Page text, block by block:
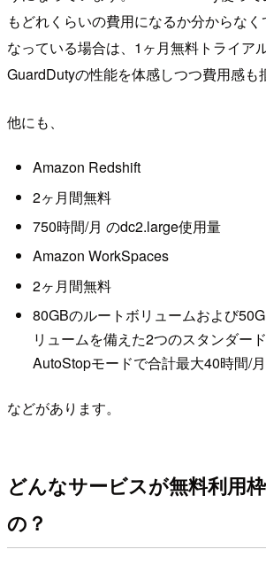
もどれくらいの費用になるか分からな
なっている場合は、1ヶ月無料トライア
GuardDutyの性能を体感しつつ費用感も
他にも、
Amazon Redshift
2ヶ月間無料
750時間/月 のdc2.large使用量
Amazon WorkSpaces
2ヶ月間無料
80GBのルートボリュームおよび
リュームを備えた2つのスタンダー
AutoStopモードで合計最大40時間/
などがあります。
どんなサービスが無料利用
の？